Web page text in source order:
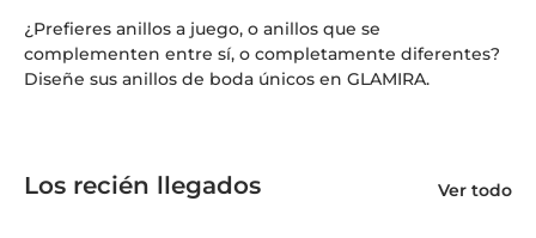
¿Prefieres anillos a juego, o anillos que se
complementen entre sí, o completamente diferentes?
Diseñe sus anillos de boda únicos en GLAMIRA.
Los recién llegados Ver todo